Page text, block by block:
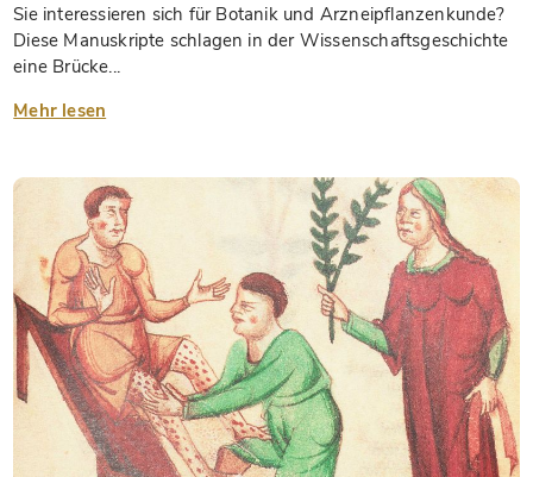
Sie interessieren sich für Botanik und Arzneipflanzenkunde?
Diese Manuskripte schlagen in der Wissenschaftsgeschichte
eine Brücke...
Mehr lesen